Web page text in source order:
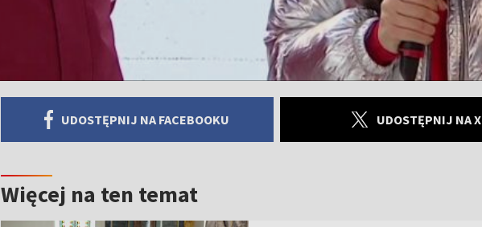
UDOSTĘPNIJ NA FACEBOOKU UDOSTĘPNIJ NA X
Więcej na ten temat